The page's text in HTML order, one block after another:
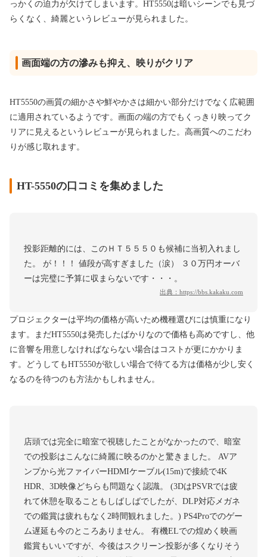
っかくの迫力が欠けてしまいます。HT5550は暗いシーンでも見づ
らくなく、綺麗というレビューが見られました。
画面端の方の滲みも抑え、映りがクリア
HT5550の画質の細かさや鮮やかさは細かい部分だけでなく広範囲
に適用されているようです。画面の端の方でもくっきり映ってク
リアに見えるというレビューが見られました。高画質へのこだわ
りが感じ取れます。
HT-5550の口コミを集めました
投影距離的には、このＨＴ５５５０も候補に当初入れまし
た。 が！！！ 値段が高すぎました（涙） ３０万円オーバ
ーは完璧に予算に収まらないです・・・。
出典： https://bbs.kakaku.com
プロジェクターは平均の価格が高いため機種選びには慎重になり
ます。まだHT5550は発売したばかりなので価格も高めですし、他
に音響を用意しなければならない場合はコストが更にかかりま
す。どうしてもHT5550が欲しい場合で待てる方は価格が少し安く
なるのを待つのも方法かもしれません。
店頭では完全に暗室で視聴したことがなかったので、暗室
での投影はこんなに綺麗に映るのかと驚きました。 AVア
ンプから光ファイバーHDMIケーブル(15m)で接続で4K
HDR、3D映像どちらも問題なく認識。 (3DはPSVRでは疲
れて休憩を取ることもしばしばでしたが、DLP対応メガネ
での鑑賞は疲れもなく2時間観れました。) PS4Proでのゲー
ム遅延も今のところありません。 有機ELでの煌めく映画
鑑賞もいいですが、今後はスクリーン投影が多くなりそう